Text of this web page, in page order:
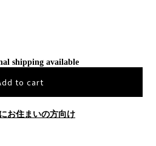
shipping available
to cart
お住まいの方向け